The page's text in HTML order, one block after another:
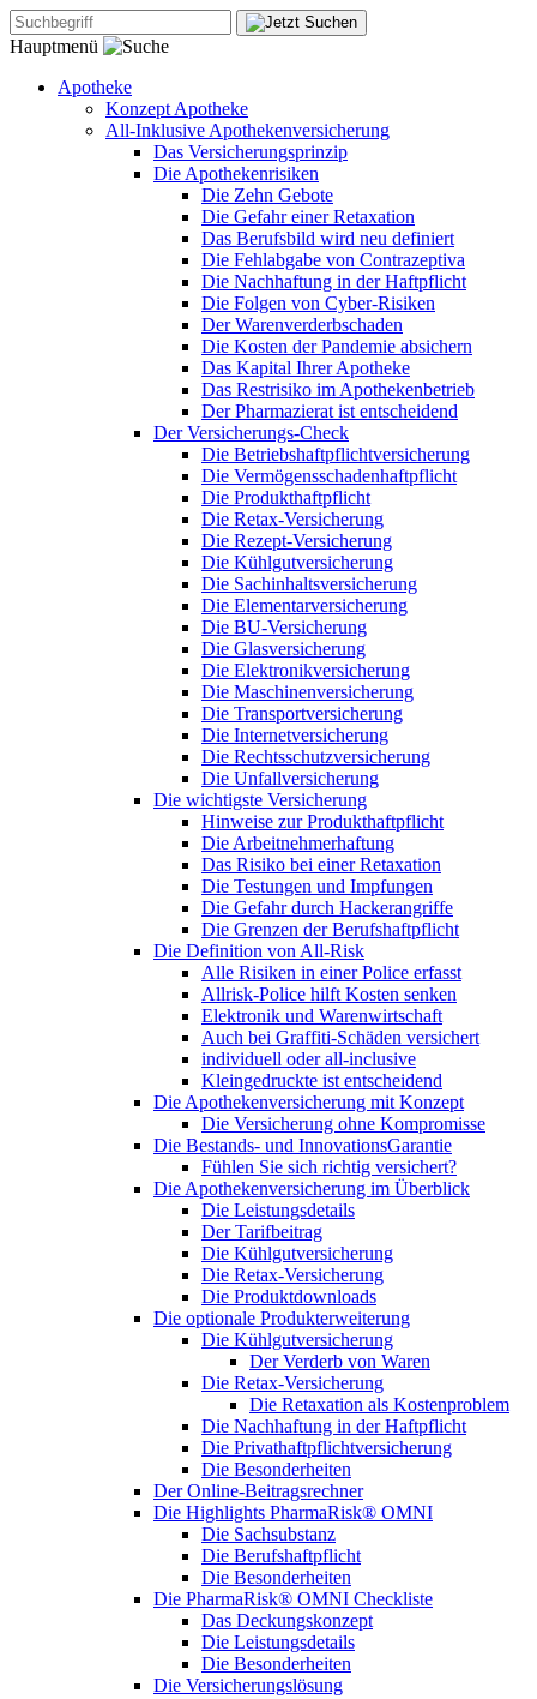
Hauptmenü
Apotheke
Konzept Apotheke
All-Inklusive Apothekenversicherung
Das Versicherungsprinzip
Die Apothekenrisiken
Die Zehn Gebote
Die Gefahr einer Retaxation
Das Berufsbild wird neu definiert
Die Fehlabgabe von Contrazeptiva
Die Nachhaftung in der Haftpflicht
Die Folgen von Cyber-Risiken
Der Warenverderbschaden
Die Kosten der Pandemie absichern
Das Kapital Ihrer Apotheke
Das Restrisiko im Apothekenbetrieb
Der Pharmazierat ist entscheidend
Der Versicherungs-Check
Die Betriebshaftpflichtversicherung
Die Vermögensschadenhaftpflicht
Die Produkthaftpflicht
Die Retax-Versicherung
Die Rezept-Versicherung
Die Kühlgutversicherung
Die Sachinhaltsversicherung
Die Elementarversicherung
Die BU-Versicherung
Die Glasversicherung
Die Elektronikversicherung
Die Maschinenversicherung
Die Transportversicherung
Die Internetversicherung
Die Rechtsschutzversicherung
Die Unfallversicherung
Die wichtigste Versicherung
Hinweise zur Produkthaftpflicht
Die Arbeitnehmerhaftung
Das Risiko bei einer Retaxation
Die Testungen und Impfungen
Die Gefahr durch Hackerangriffe
Die Grenzen der Berufshaftpflicht
Die Definition von All-Risk
Alle Risiken in einer Police erfasst
Allrisk-Police hilft Kosten senken
Elektronik und Warenwirtschaft
Auch bei Graffiti-Schäden versichert
individuell oder all-inclusive
Kleingedruckte ist entscheidend
Die Apothekenversicherung mit Konzept
Die Versicherung ohne Kompromisse
Die Bestands- und InnovationsGarantie
Fühlen Sie sich richtig versichert?
Die Apothekenversicherung im Überblick
Die Leistungsdetails
Der Tarifbeitrag
Die Kühlgutversicherung
Die Retax-Versicherung
Die Produktdownloads
Die optionale Produkterweiterung
Die Kühlgutversicherung
Der Verderb von Waren
Die Retax-Versicherung
Die Retaxation als Kostenproblem
Die Nachhaftung in der Haftpflicht
Die Privathaftpflichtversicherung
Die Besonderheiten
Der Online-Beitragsrechner
Die Highlights PharmaRisk® OMNI
Die Sachsubstanz
Die Berufshaftpflicht
Die Besonderheiten
Die PharmaRisk® OMNI Checkliste
Das Deckungskonzept
Die Leistungsdetails
Die Besonderheiten
Die Versicherungslösung